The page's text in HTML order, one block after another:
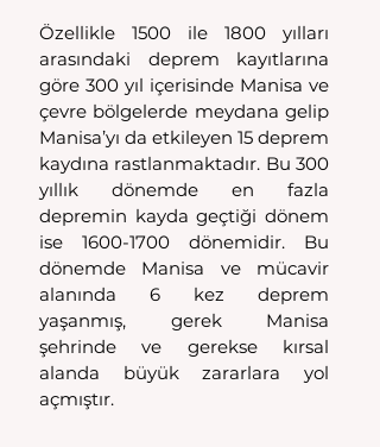
Özellikle 1500 ile 1800 yılları
arasındaki deprem kayıtlarına
göre 300 yıl içerisinde Manisa ve
çevre bölgelerde meydana gelip
Manisa’yı da etkileyen 15 deprem
kaydına rastlanmaktadır. Bu 300
yıllık dönemde en fazla
depremin kayda geçtiği dönem
ise 1600-1700 dönemidir. Bu
dönemde Manisa ve mücavir
alanında 6 kez deprem
yaşanmış, gerek Manisa
şehrinde ve gerekse kırsal
alanda büyük zararlara yol
açmıştır.